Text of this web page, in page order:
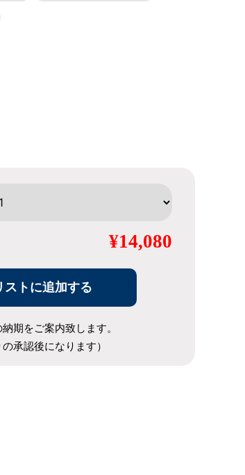
¥14,080
ストに追加する
期をご案内致します。
承認後になります）